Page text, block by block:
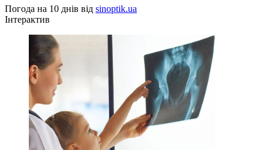
Погода на 10 днів від sinoptik.ua
Інтерактив